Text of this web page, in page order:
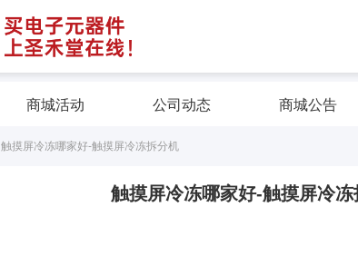
商城活动 公司动态 商城公告
触摸屏冷冻哪家好-触摸屏冷冻拆分机
触摸屏冷冻哪家好-触摸屏冷冻